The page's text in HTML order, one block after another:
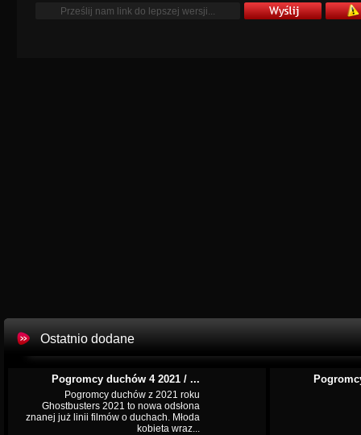
Ostatnio dodane
Pogromcy duchów 4 2021 / ...
Pogromcy duchów z 2021 roku
Ghostbusters 2021 to nowa odsłona
znanej już linii filmów o duchach. Młoda
kobieta wraz...